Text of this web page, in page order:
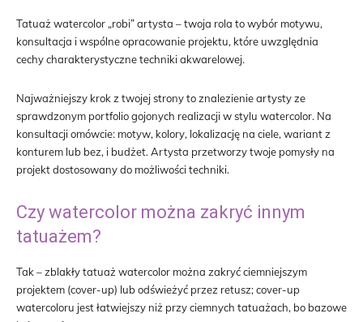
Tatuaż watercolor „robi” artysta – twoja rola to wybór motywu,
konsultacja i wspólne opracowanie projektu, które uwzględnia
cechy charakterystyczne techniki akwarelowej.
Najważniejszy krok z twojej strony to znalezienie artysty ze
sprawdzonym portfolio gojonych realizacji w stylu watercolor. Na
konsultacji omówcie: motyw, kolory, lokalizację na ciele, wariant z
konturem lub bez, i budżet. Artysta przetworzy twoje pomysły na
projekt dostosowany do możliwości techniki.
Czy watercolor można zakryć innym
tatuażem?
Tak – zblakły tatuaż watercolor można zakryć ciemniejszym
projektem (cover-up) lub odświeżyć przez retusz; cover-up
watercoloru jest łatwiejszy niż przy ciemnych tatuażach, bo bazowe